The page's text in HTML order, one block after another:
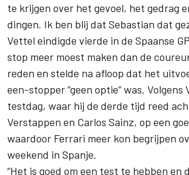
te krijgen over het gevoel, het gedrag
dingen. Ik ben blij dat Sebastian dat
Vettel eindigde vierde in de Spaanse
stop meer moest maken dan de
reden en stelde na afloop dat het
een-stopper “geen optie” was. Volgens
testdag, waar hij de derde tijd reed
Verstappen en Carlos Sainz, op een
waardoor Ferrari meer kon begrijpen
weekend in Spanje.
“Het is goed om een test te hebben en